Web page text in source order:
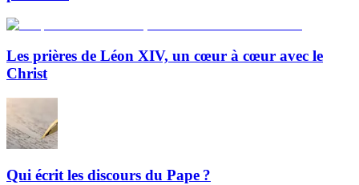
Les prières de Léon XIV, un cœur à cœur avec le
Christ
Qui écrit les discours du Pape ?